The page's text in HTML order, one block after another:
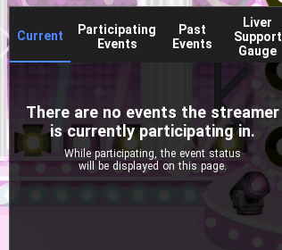
Current
Participating
Events
Past
Events
Liver
Support
Gauge
There are no events the streamer
is currently participating in.
While participating, the event status
will be displayed on this page.